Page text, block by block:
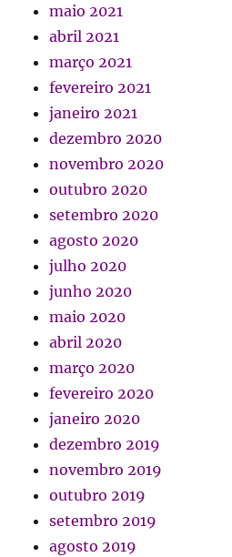
maio 2021
abril 2021
março 2021
fevereiro 2021
janeiro 2021
dezembro 2020
novembro 2020
outubro 2020
setembro 2020
agosto 2020
julho 2020
junho 2020
maio 2020
abril 2020
março 2020
fevereiro 2020
janeiro 2020
dezembro 2019
novembro 2019
outubro 2019
setembro 2019
agosto 2019